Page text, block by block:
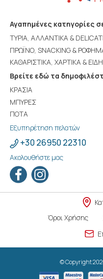
Αγαπημένες κατηγορίες
ΤΥΡΙΑ, ΑΛΛΑΝΤΙΚΑ &
ΠΡΩΪΝΟ, SNACKING &
ΚΑΘΑΡΙΣΤΙΚΑ, ΧΑΡΤΙΚΑ &
Βρείτε εδώ τα
ΚΡΑΣΙΑ
ΜΠΥΡΕΣ
ΠΟΤΑ
Εξυπηρέτηση πελατών
+30 26950 22310
Ακολουθήστε μας
Όροι Χρήσης
© Copyright